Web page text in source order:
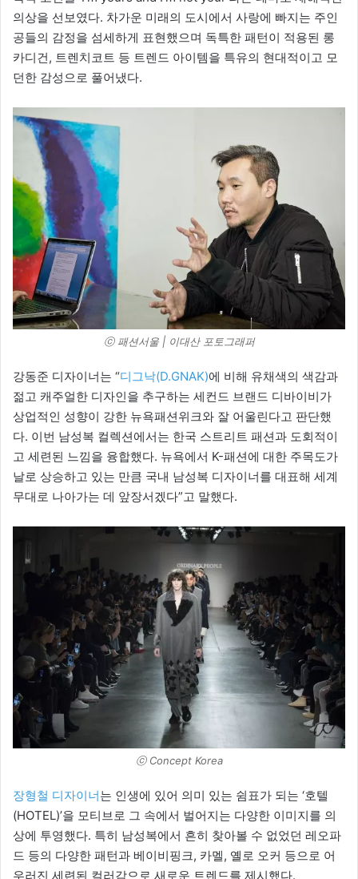
의상을 선보였다. 차가운 미래의 도시에서 사랑에 빠지는 주인
공들의 감정을 섬세하게 표현했으며 독특한 패턴이 적용된 롱
카디건, 트렌치코트 등 트렌드 아이템을 특유의 현대적이고 모
던한 감성으로 풀어냈다.
ⓒ 패션서울 | 이대산 포토그래퍼
강동준 디자이너는 “디그낙(D.GNAK)에 비해 유채색의 색감과
젊고 캐주얼한 디자인을 추구하는 세컨드 브랜드 디바이비가
상업적인 성향이 강한 뉴욕패션위크와 잘 어울린다고 판단했
다. 이번 남성복 컬렉션에서는 한국 스트리트 패션과 도회적이
고 세련된 느낌을 융합했다. 뉴욕에서 K-패션에 대한 주목도가
날로 상승하고 있는 만큼 국내 남성복 디자이너를 대표해 세계
무대로 나아가는 데 앞장서겠다”고 말했다.
ⓒ Concept Korea
장형철 디자이너는 인생에 있어 의미 있는 쉼표가 되는 ‘호텔
(HOTEL)’을 모티브로 그 속에서 벌어지는 다양한 이미지를 의
상에 투영했다. 특히 남성복에서 흔히 찾아볼 수 없었던 레오파
드 등의 다양한 패턴과 베이비핑크, 카멜, 옐로 오커 등으로 어
우러진 세련된 컬러감으로 새로운 트렌드를 제시했다.